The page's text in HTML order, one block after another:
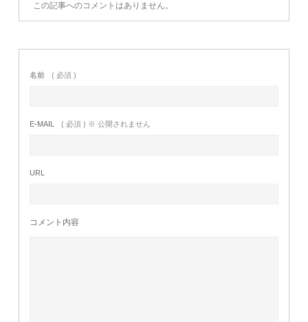
この記事へのコメントはありません。
名前 ( 必須 )
E-MAIL ( 必須 ) ※ 公開されません
URL
コメント内容